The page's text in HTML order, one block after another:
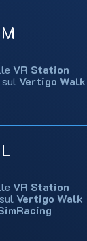
VR Station
sulVertigo Walk
VR Station
Vertigo Walk